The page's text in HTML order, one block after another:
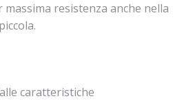
massima resistenza anche nella
caratteristiche